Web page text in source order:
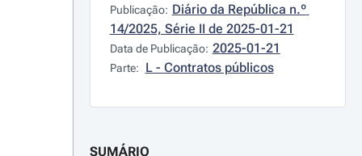
Publicação: Diário da República n.º
14/2025, Série II de 2025-01-21
Data de Publicação: 2025-01-21
Parte: L - Contratos públicos
SUMÁRIO